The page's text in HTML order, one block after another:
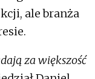
ale branża
za większość